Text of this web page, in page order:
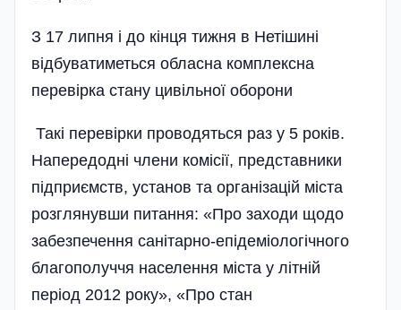
З 17 липня і до кінця тижня в Нетішині
відбуватиметься обласна комплексна
перевірка стану цивільної оборони
Такі перевірки проводяться раз у 5 років.
Напередодні члени комісії, представники
підприємств, установ та організацій міста
розглянувши питання: «Про заходи щодо
забезпечення санітарно-епідеміологічного
благополуччя населення міста у літній
період 2012 року», «Про стан